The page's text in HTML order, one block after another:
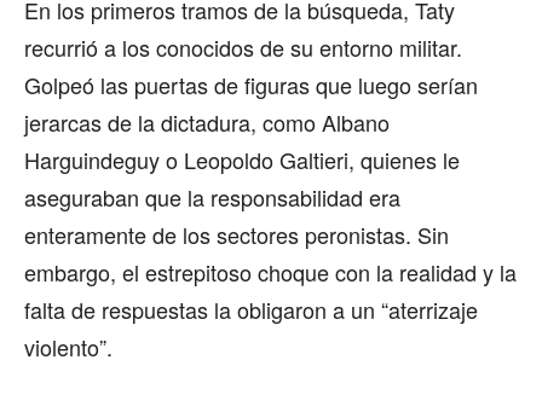
En los primeros tramos de la búsqueda, Taty
recurrió a los conocidos de su entorno militar.
Golpeó las puertas de figuras que luego serían
jerarcas de la dictadura, como Albano
Harguindeguy o Leopoldo Galtieri, quienes le
aseguraban que la responsabilidad era
enteramente de los sectores peronistas. Sin
embargo, el estrepitoso choque con la realidad y la
falta de respuestas la obligaron a un “aterrizaje
violento”.